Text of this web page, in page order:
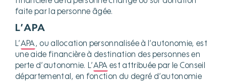
faite par la personne âgée.
L’APA
L’APA, ou allocation personnalisée à l’autonomie, est
une aide financière à destination des personnes en
perte d’autonomie. L’APA est attribuée par le Conseil
départemental, en fonction du degré d’autonomie